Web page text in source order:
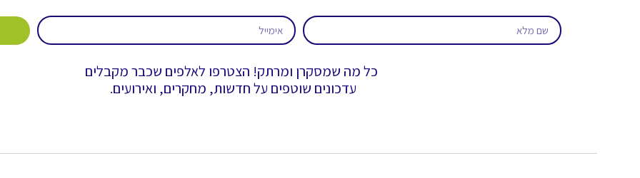
כל מה שמסקרן ומרתק! הצטרפו לאלפים שכבר מקבלים
עדכונים שוטפים על חדשות, מחקרים, ואירועים.